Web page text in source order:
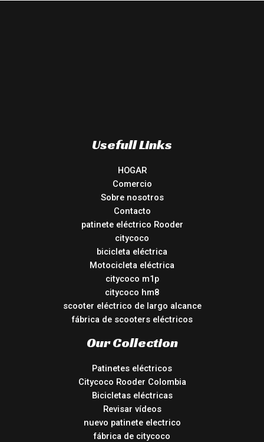
Usefull Links
HOGAR
Comercio
Sobre nosotros
Contacto
patinete eléctrico Rooder
citycoco
bicicleta eléctrica
Motocicleta eléctrica
citycoco m1p
citycoco hm8
scooter eléctrico de largo alcance
fábrica de scooters eléctricos
Our Collection
Patinetes eléctricos
Citycoco Rooder Colombia
Bicicletas eléctricas
Revisar vídeos
nuevo patinete electrico
fábrica de citycoco